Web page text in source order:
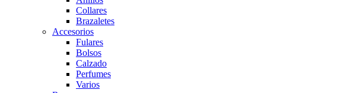
Collares
Brazaletes
Accesorios
Fulares
Bolsos
Calzado
Perfumes
Varios